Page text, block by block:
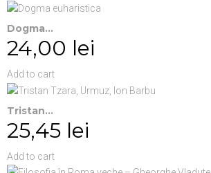
Dogma...
24,00 lei
Add to cart
Tristan...
25,45 lei
Add to cart